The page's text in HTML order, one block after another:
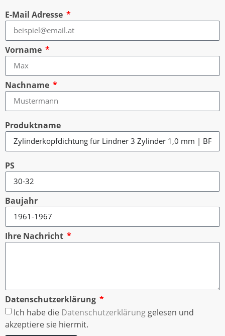
E-Mail Adresse
Vorname
Nachname
Produktname
PS
Baujahr
Ihre Nachricht
Datenschutzerklärung
Ich habe die Datenschutzerklärung gelesen und
akzeptiere sie hiermit.